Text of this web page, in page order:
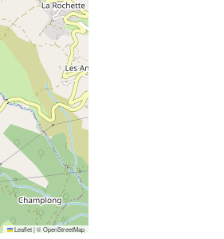
Leaflet|©OpenStreetMap